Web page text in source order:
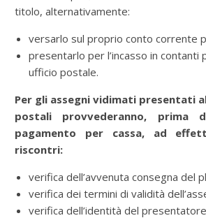
titolo, alternativamente:
versarlo sul proprio conto corrente
presentarlo per l’incasso in contanti
ufficio postale.
Per gli assegni vidimati presentati
postali provvederanno,
pagamento per cassa, ad
riscontri:
verifica dell’avvenuta consegna del
verifica dei termini di validità
verifica dell’identità del